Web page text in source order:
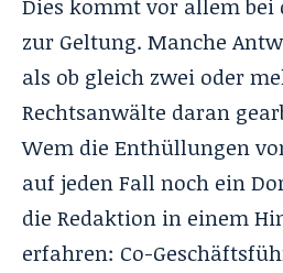
Dies kommt vor allem
zur Geltung. Manche
als ob gleich zwei oder
Rechtsanwälte daran
Wem die Enthüllungen
auf jeden Fall noch ein
die Redaktion in einem
erfahren: Co-